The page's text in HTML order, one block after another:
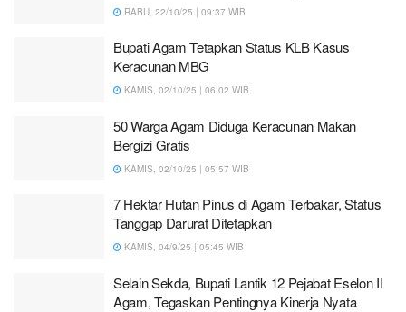
RABU, 22/10/25 | 09:37 WIB
Bupati Agam Tetapkan Status KLB Kasus
Keracunan MBG
KAMIS, 02/10/25 | 06:02 WIB
50 Warga Agam Diduga Keracunan Makan
Bergizi Gratis
KAMIS, 02/10/25 | 05:57 WIB
7 Hektar Hutan Pinus di Agam Terbakar, Status
Tanggap Darurat Ditetapkan
KAMIS, 04/9/25 | 05:45 WIB
Selain Sekda, Bupati Lantik 12 Pejabat Eselon II
Agam, Tegaskan Pentingnya Kinerja Nyata